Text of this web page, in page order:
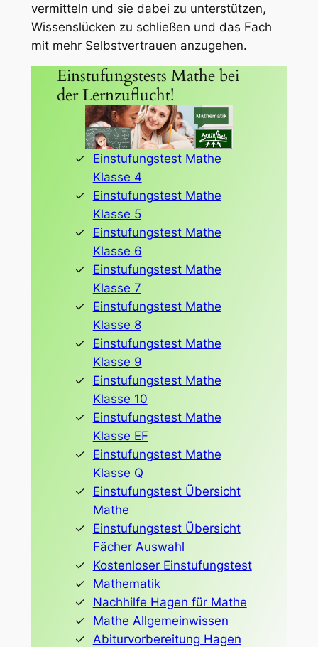
vermitteln und sie dabei zu unterstützen,
Wissenslücken zu schließen und das Fach
mit mehr Selbstvertrauen anzugehen.
Einstufungstests Mathe bei
der Lernzuflucht!
Einstufungstest Mathe
Klasse 4
Einstufungstest Mathe
Klasse 5
Einstufungstest Mathe
Klasse 6
Einstufungstest Mathe
Klasse 7
Einstufungstest Mathe
Klasse 8
Einstufungstest Mathe
Klasse 9
Einstufungstest Mathe
Klasse 10
Einstufungstest Mathe
Klasse EF
Einstufungstest Mathe
Klasse Q
Einstufungstest Übersicht
Mathe
Einstufungstest Übersicht
Fächer Auswahl
Kostenloser Einstufungstest
Mathematik
Nachhilfe Hagen für Mathe
Mathe Allgemeinwissen
Abiturvorbereitung Hagen